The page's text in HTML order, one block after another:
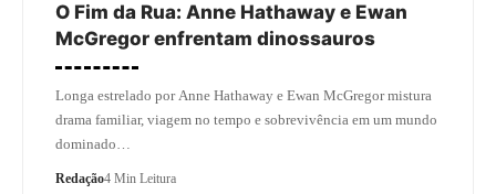
O Fim da Rua: Anne Hathaway e Ewan
McGregor enfrentam dinossauros
Longa estrelado por Anne Hathaway e Ewan McGregor mistura
drama familiar, viagem no tempo e sobrevivência em um mundo
dominado…
Redação4 Min Leitura